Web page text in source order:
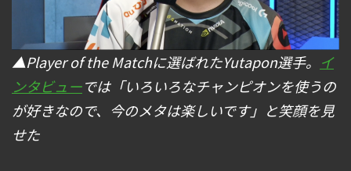
▲Player of the Matchに選ばれたYutapon選手。 イ
ンタビューでは「いろいろなチャンピオンを使うの
が好きなので、今のメタは楽しいです」と笑顔を見
せた